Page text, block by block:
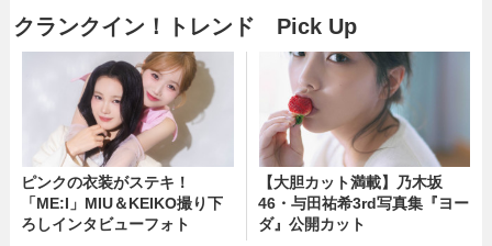
クランクイン！トレンド Pick Up
ピンクの衣装がステキ！
「ME:I」MIU＆KEIKO撮り下
ろしインタビューフォト
【大胆カット満載】乃木坂
46・与田祐希3rd写真集『ヨー
ダ』公開カット